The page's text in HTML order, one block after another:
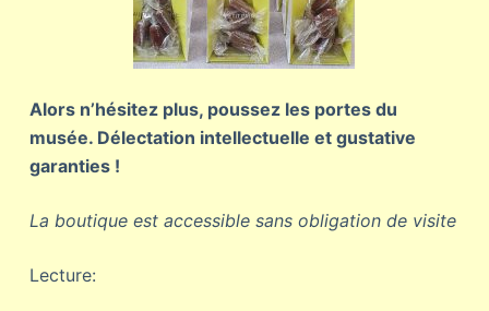
Alors n’hésitez plus, poussez les portes du
musée. Délectation intellectuelle et gustative
garanties !
La boutique est accessible sans obligation de visite
Lecture: